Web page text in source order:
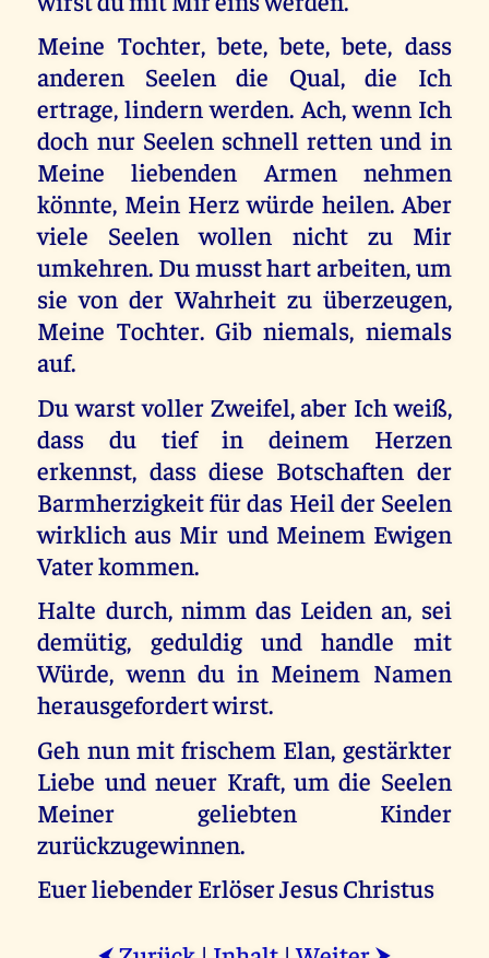
Meine Tochter, bete, bete, bete, dass
anderen Seelen die Qual, die Ich
ertrage, lindern werden. Ach, wenn Ich
doch nur Seelen schnell retten und in
Meine liebenden Armen nehmen
könnte, Mein Herz würde heilen. Aber
viele Seelen wollen nicht zu Mir
umkehren. Du musst hart arbeiten, um
sie von der Wahrheit zu überzeugen,
Meine Tochter. Gib niemals, niemals
auf.
Du warst voller Zweifel, aber Ich weiß,
dass du tief in deinem Herzen
erkennst, dass diese Botschaften der
Barmherzigkeit für das Heil der Seelen
wirklich aus Mir und Meinem Ewigen
Vater kommen.
Halte durch, nimm das Leiden an, sei
demütig, geduldig und handle mit
Würde, wenn du in Meinem Namen
herausgefordert wirst.
Geh nun mit frischem Elan, gestärkter
Liebe und neuer Kraft, um die Seelen
Meiner geliebten Kinder
zurückzugewinnen.
Euer liebender Erlöser Jesus Christus